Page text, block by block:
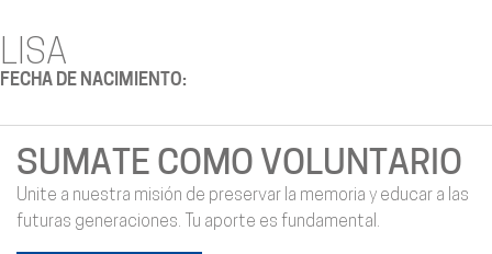
LISA
FECHA DE NACIMIENTO:
SUMATE COMO VOLUNTARIO
Unite a nuestra misión de preservar la memoria y educar a las
futuras generaciones. Tu aporte es fundamental.